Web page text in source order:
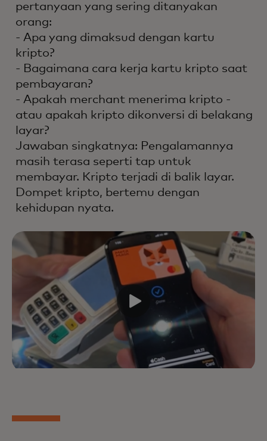
pertanyaan yang sering ditanyakan
orang:
- Apa yang dimaksud dengan kartu
kripto?
- Bagaimana cara kerja kartu kripto saat
pembayaran?
- Apakah merchant menerima kripto -
atau apakah kripto dikonversi di belakang
layar?
Jawaban singkatnya: Pengalamannya
masih terasa seperti tap untuk
membayar. Kripto terjadi di balik layar.
Dompet kripto, bertemu dengan
kehidupan nyata.